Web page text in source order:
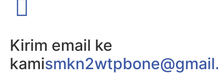
Kirim email ke
kami